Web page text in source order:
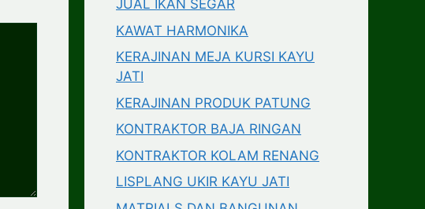
JUAL IKAN SEGAR
KAWAT HARMONIKA
KERAJINAN MEJA KURSI KAYU
JATI
KERAJINAN PRODUK PATUNG
KONTRAKTOR BAJA RINGAN
KONTRAKTOR KOLAM RENANG
LISPLANG UKIR KAYU JATI